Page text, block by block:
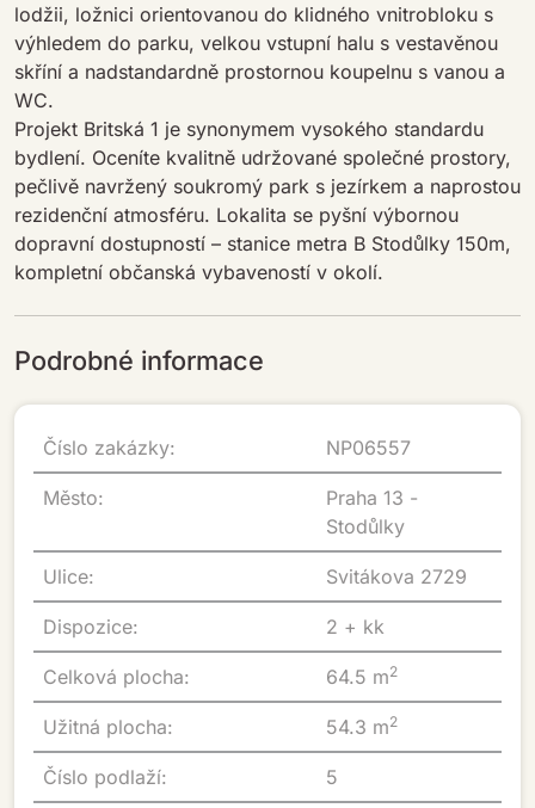
lodžii, ložnici orientovanou do klidného vnitrobloku s
výhledem do parku, velkou vstupní halu s vestavěnou
skříní a nadstandardně prostornou koupelnu s vanou a
WC.
Projekt Britská 1 je synonymem vysokého standardu
bydlení. Oceníte kvalitně udržované společné prostory,
pečlivě navržený soukromý park s jezírkem a naprostou
rezidenční atmosféru. Lokalita se pyšní výbornou
dopravní dostupností – stanice metra B Stodůlky 150m,
kompletní občanská vybaveností v okolí.
Podrobné informace
Číslo zakázky: NP06557
Město:
Praha 13 -
Stodůlky
Ulice: Svitákova 2729
Dispozice: 2 + kk
Celková plocha: 64.5 m2
Užitná plocha: 54.3 m2
Číslo podlaží: 5